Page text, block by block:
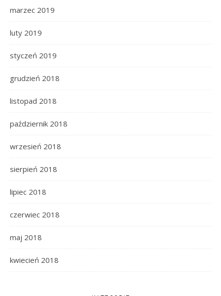
marzec 2019
luty 2019
styczeń 2019
grudzień 2018
listopad 2018
październik 2018
wrzesień 2018
sierpień 2018
lipiec 2018
czerwiec 2018
maj 2018
kwiecień 2018